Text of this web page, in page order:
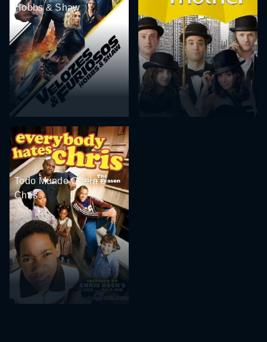
Hobbs & Shaw
Todo Mundo Odeia o
Chris